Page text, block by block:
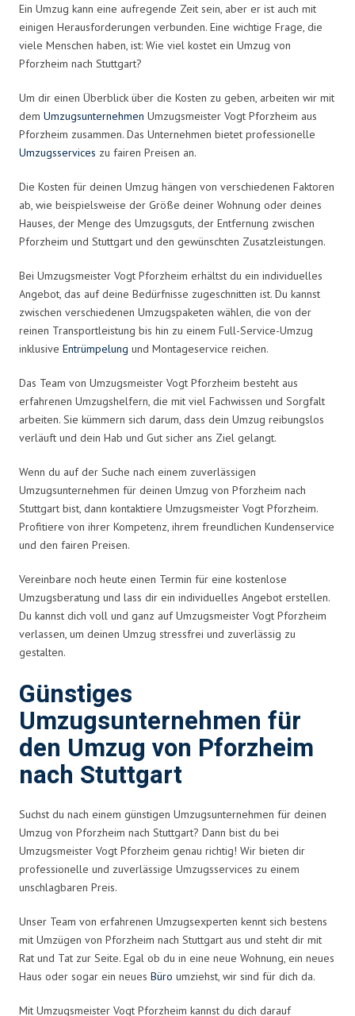
Ein Umzug kann eine aufregende Zeit sein, aber er ist auch mit
einigen Herausforderungen verbunden. Eine wichtige Frage, die
viele Menschen haben, ist: Wie viel kostet ein Umzug von
Pforzheim nach Stuttgart?
Um dir einen Überblick über die Kosten zu geben, arbeiten wir mit
dem Umzugsunternehmen Umzugsmeister Vogt Pforzheim aus
Pforzheim zusammen. Das Unternehmen bietet professionelle
Umzugsservices zu fairen Preisen an.
Die Kosten für deinen Umzug hängen von verschiedenen Faktoren
ab, wie beispielsweise der Größe deiner Wohnung oder deines
Hauses, der Menge des Umzugsguts, der Entfernung zwischen
Pforzheim und Stuttgart und den gewünschten Zusatzleistungen.
Bei Umzugsmeister Vogt Pforzheim erhältst du ein individuelles
Angebot, das auf deine Bedürfnisse zugeschnitten ist. Du kannst
zwischen verschiedenen Umzugspaketen wählen, die von der
reinen Transportleistung bis hin zu einem Full-Service-Umzug
inklusive Entrümpelung und Montageservice reichen.
Das Team von Umzugsmeister Vogt Pforzheim besteht aus
erfahrenen Umzugshelfern, die mit viel Fachwissen und Sorgfalt
arbeiten. Sie kümmern sich darum, dass dein Umzug reibungslos
verläuft und dein Hab und Gut sicher ans Ziel gelangt.
Wenn du auf der Suche nach einem zuverlässigen
Umzugsunternehmen für deinen Umzug von Pforzheim nach
Stuttgart bist, dann kontaktiere Umzugsmeister Vogt Pforzheim.
Profitiere von ihrer Kompetenz, ihrem freundlichen Kundenservice
und den fairen Preisen.
Vereinbare noch heute einen Termin für eine kostenlose
Umzugsberatung und lass dir ein individuelles Angebot erstellen.
Du kannst dich voll und ganz auf Umzugsmeister Vogt Pforzheim
verlassen, um deinen Umzug stressfrei und zuverlässig zu
gestalten.
Günstiges
Umzugsunternehmen für
den Umzug von Pforzheim
nach Stuttgart
Suchst du nach einem günstigen Umzugsunternehmen für deinen
Umzug von Pforzheim nach Stuttgart? Dann bist du bei
Umzugsmeister Vogt Pforzheim genau richtig! Wir bieten dir
professionelle und zuverlässige Umzugsservices zu einem
unschlagbaren Preis.
Unser Team von erfahrenen Umzugsexperten kennt sich bestens
mit Umzügen von Pforzheim nach Stuttgart aus und steht dir mit
Rat und Tat zur Seite. Egal ob du in eine neue Wohnung, ein neues
Haus oder sogar ein neues Büro umziehst, wir sind für dich da.
Mit Umzugsmeister Vogt Pforzheim kannst du dich darauf